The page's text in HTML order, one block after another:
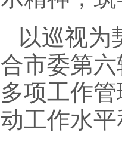
以巡视为
合市委第
多项工作
动工作水